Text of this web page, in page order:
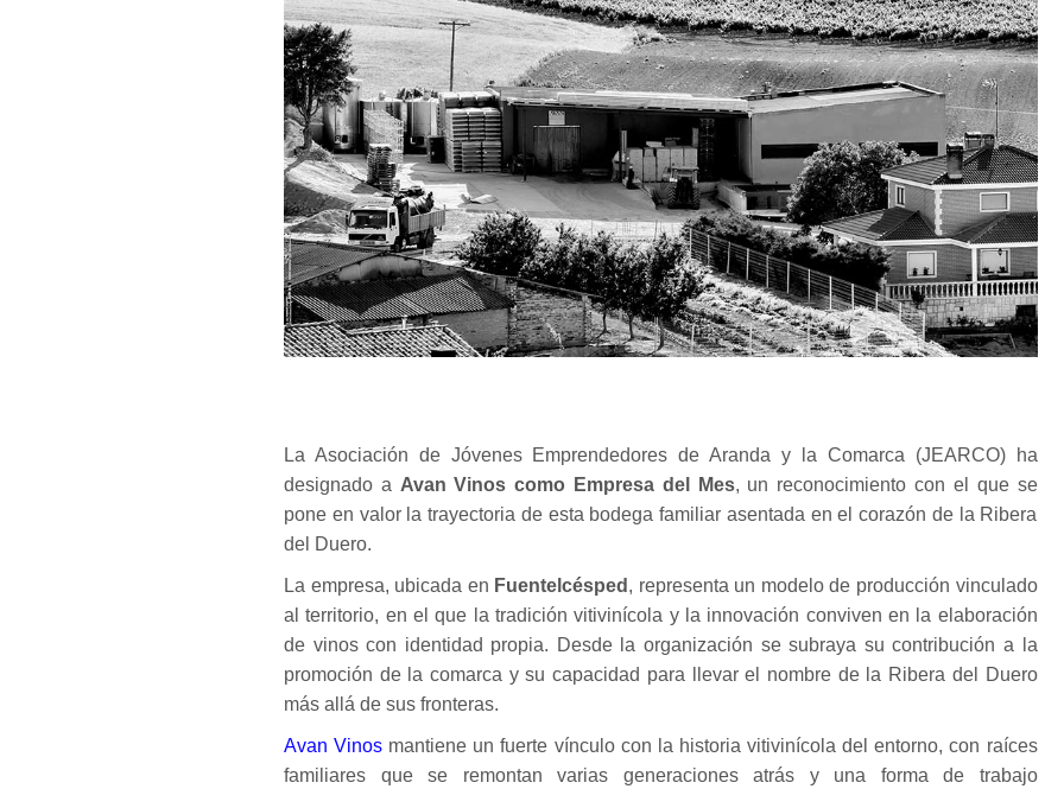
La Asociación de Jóvenes Emprendedores de Aranda y la Comarca (JEARCO) ha
designado a Avan Vinos como Empresa del Mes, un reconocimiento con el que se
pone en valor la trayectoria de esta bodega familiar asentada en el corazón de la Ribera
del Duero.
La empresa, ubicada en Fuentelcésped , representa un modelo de producción vinculado
al territorio, en el que la tradición vitivinícola y la innovación conviven en la elaboración
de vinos con identidad propia. Desde la organización se subraya su contribución a la
promoción de la comarca y su capacidad para llevar el nombre de la Ribera del Duero
más allá de sus fronteras.
Avan Vinos mantiene un fuerte vínculo con la historia vitivinícola del entorno, con raíces
familiares que se remontan varias generaciones atrás y una forma de trabajo